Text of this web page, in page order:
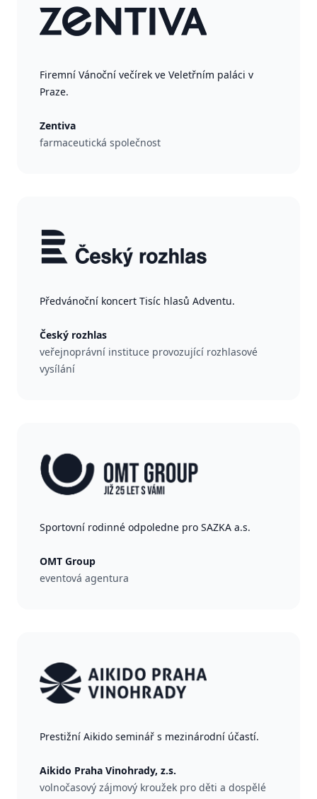
Firemní Vánoční večírek ve Veletřním paláci v
Praze.
Zentiva
farmaceutická společnost
Předvánoční koncert Tisíc hlasů Adventu.
Český rozhlas
veřejnoprávní instituce provozující rozhlasové
vysílání
Sportovní rodinné odpoledne pro SAZKA a.s.
OMT Group
eventová agentura
Prestižní Aikido seminář s mezinárodní účastí.
Aikido Praha Vinohrady, z.s.
volnočasový zájmový kroužek pro děti a dospělé